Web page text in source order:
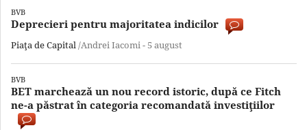
BVB
Deprecieri pentru majoritatea indicilor
Piaţa de Capital /Andrei Iacomi - 5 august
BVB
BET marchează un nou record istoric, după ce Fitch
ne-a păstrat în categoria recomandată investiţiilor